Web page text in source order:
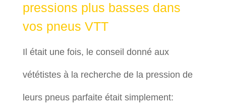
pressions plus basses dans
vos pneus VTT
Il était une fois, le conseil donné aux
vététistes à la recherche de la pression de
leurs pneus parfaite était simplement: